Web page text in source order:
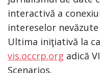
interactivă a
intereselor
Ultima iniţiativă la
vis.occrp.org adică
Scenarios.